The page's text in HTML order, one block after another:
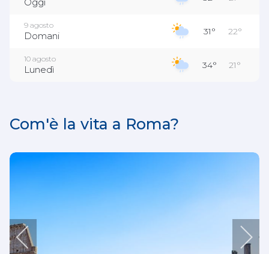
9 agosto
Domani 31° 22°
10 agosto
Lunedì 34° 21°
12 agosto
Com'è la vita a Roma?